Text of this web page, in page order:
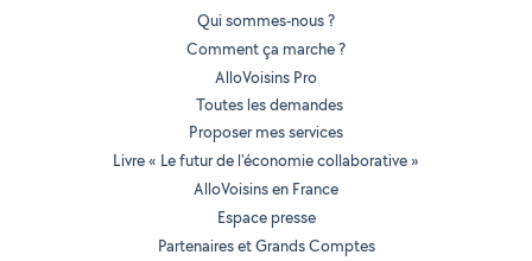
Qui sommes-nous ?
Comment ça marche ?
AlloVoisins Pro
Toutes les demandes
Proposer mes services
Livre « Le futur de l'économie collaborative »
AlloVoisins en France
Espace presse
Partenaires et Grands Comptes